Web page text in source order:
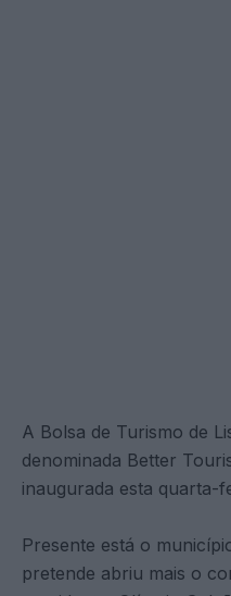
A Bolsa de Turismo de
denominada Better
inaugurada esta quarta-
Presente está o
pretende abriu mais o